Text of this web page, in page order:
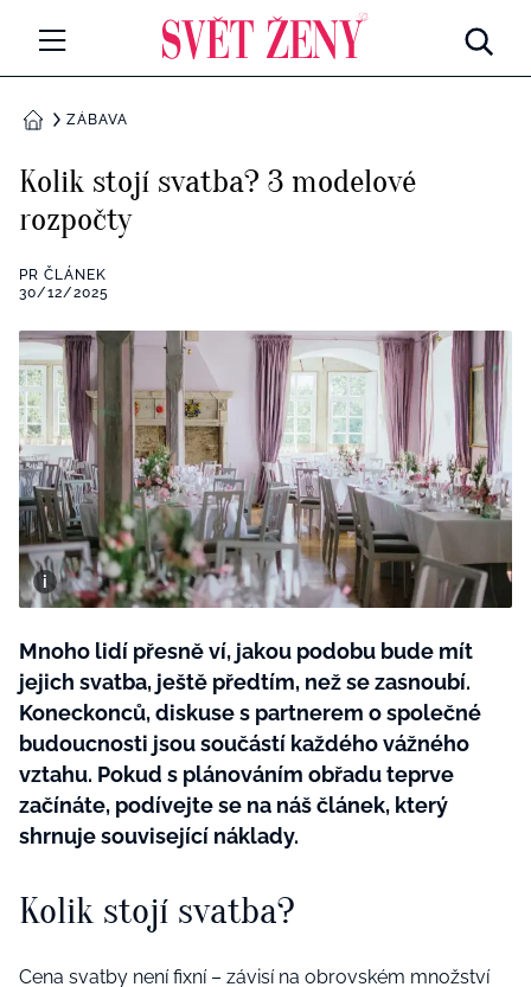
Všechny kategorie
RETROHUBKY
PSYCHOLOGIE
Všechny kategorie
Seberozvoj
ZDRAVÍ
Všechny kategorie
Životní styl
ZÁBAVA
Všechny kategorie
Testy a kvízy
BYDLENÍ
Všechny kategorie
Tvoření
Rady a tipy
BurdaMedia
Extra
SVĚT ŽENY - 599 KČ
ROČNÍ PŘEDPLATNÉ SVĚT ŽENY +
SADA PRODUKTŮ MANA (10 ks)
DOMŮZÁBAVA
Kolik stojí svatba? 3 modelové
rozpočty
PR ČLÁNEK
30/12/2025
Mnoho lidí přesně ví, jakou podobu bude mít
jejich svatba, ještě předtím, než se zasnoubí.
Koneckonců, diskuse s partnerem o společné
budoucnosti jsou součástí každého vážného
vztahu. Pokud s plánováním obřadu teprve
začínáte, podívejte se na náš článek, který
shrnuje související náklady.
Kolik stojí svatba?
Cena svatby není fixní – závisí na obrovském množství